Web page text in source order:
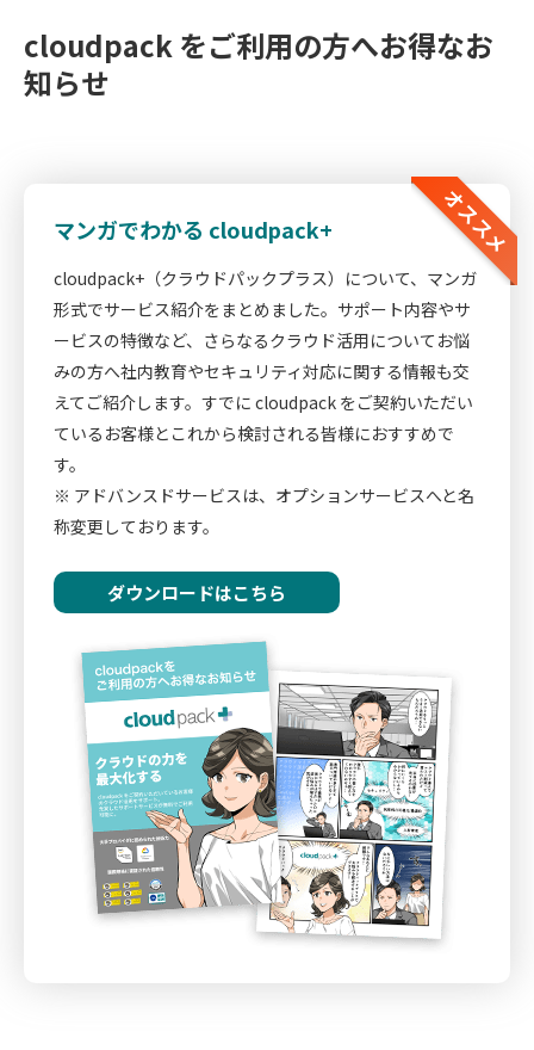
cloudpack をご利用の方へお得なお
知らせ
オススメ
マンガでわかる cloudpack+
cloudpack+（クラウドパックプラス）について、マンガ
形式でサービス紹介をまとめました。サポート内容やサ
ービスの特徴など、さらなるクラウド活用についてお悩
みの方へ社内教育やセキュリティ対応に関する情報も交
えてご紹介します。すでに cloudpack をご契約いただい
ているお客様とこれから検討される皆様におすすめで
す。
※ アドバンスドサービスは、オプションサービスへと名
称変更しております。
ダウンロードはこちら